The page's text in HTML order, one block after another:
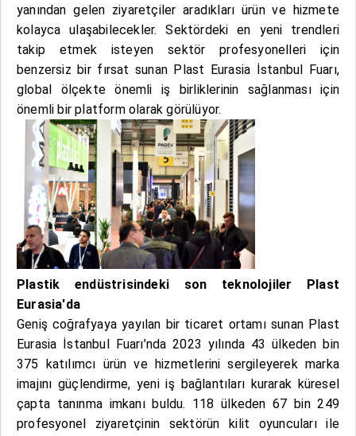
yanından gelen ziyaretçiler aradıkları ürün ve hizmete
kolayca ulaşabilecekler. Sektördeki en yeni trendleri
takip etmek isteyen sektör profesyonelleri için
benzersiz bir fırsat sunan Plast Eurasia İstanbul Fuarı,
global ölçekte önemli iş birliklerinin sağlanması için
önemli bir platform olarak görülüyor.
Plastik endüstrisindeki son teknolojiler Plast
Eurasia'da
Geniş coğrafyaya yayılan bir ticaret ortamı sunan Plast
Eurasia İstanbul Fuarı’nda 2023 yılında 43 ülkeden bin
375 katılımcı ürün ve hizmetlerini sergileyerek marka
imajını güçlendirme, yeni iş bağlantıları kurarak küresel
çapta tanınma imkanı buldu. 118 ülkeden 67 bin 249
profesyonel ziyaretçinin sektörün kilit oyuncuları ile